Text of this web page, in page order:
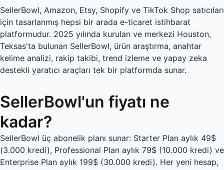
SellerBowl, Amazon, Etsy, Shopify ve TikTok Shop satıcıları
için tasarlanmış hepsi bir arada e-ticaret istihbarat
platformudur. 2025 yılında kurulan ve merkezi Houston,
Teksas'ta bulunan SellerBowl, ürün araştırma, anahtar
kelime analizi, rakip takibi, trend izleme ve yapay zeka
destekli yaratıcı araçları tek bir platformda sunar.
SellerBowl'un fiyatı ne
kadar?
SellerBowl üç abonelik planı sunar: Starter Plan aylık 49$
(3.000 kredi), Professional Plan aylık 79$ (10.000 kredi) ve
Enterprise Plan aylık 199$ (30.000 kredi). Her yeni hesap,